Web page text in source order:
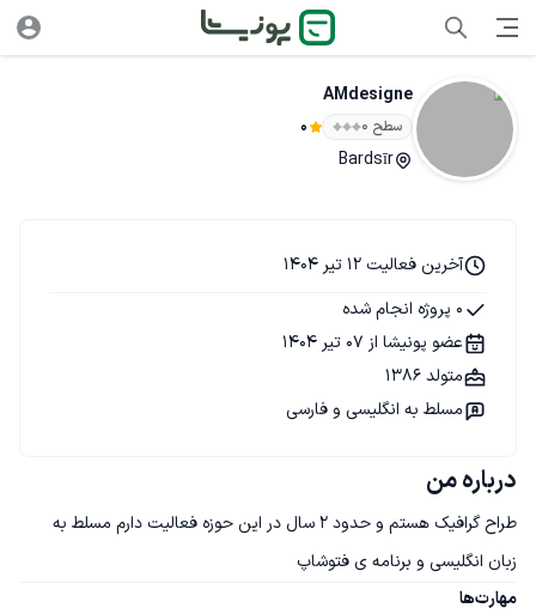
AMdesigne
سطح ۰ 0
Bardsīr
درباره من
طراح گرافیک هستم و حدود ۲ سال در این حوزه فعالیت دارم مسلط به
زبان انگلیسی و برنامه ی فتوشاپ
مهارت‌ها
آخرین فعالیت 12 تیر 1404
0 پروژه انجام شده
عضو پونیشا از 07 تیر 1404
متولد 1386
مسلط به انگلیسی و فارسی